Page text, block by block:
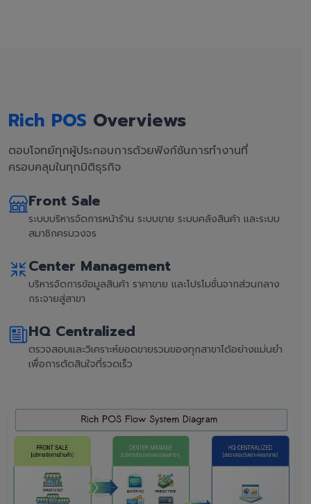
Rich POS Overviews
ตอบโจทย์ทุกผู้ประกอบการด้วยฟังก์ชันการทำงานที่
ครอบคลุมในทุกมิติธุรกิจ
Front Sale
ระบบบริหารจัดการหน้าร้าน ระบบขาย ระบบคลังสินค้า และระบบ
สมาชิกครบวงจร
Center Management
บริหารจัดการข้อมูลสินค้า ราคาขาย และโปรโมชั่นจากส่วนกลาง
กระจายสู่สาขา
HQ Centralized
ตรวจสอบและวิเคราะห์ยอดขายรวมของทุกสาขาได้อย่างแม่นยำ
เพื่อการตัดสินใจที่รวดเร็ว